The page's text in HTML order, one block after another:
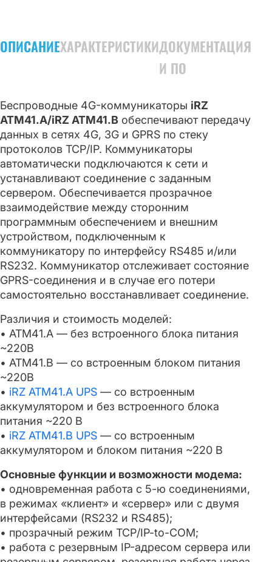
ОПИСАНИЕХАРАКТЕРИСТИКИДОКУМЕНТАЦИЯ
И ПО
Беспроводные 4G-коммуникаторы iRZ
ATM41.А/iRZ ATM41.B обеспечивают передачу
данных в сетях 4G, 3G и GPRS по стеку
протоколов TCP/IP. Коммуникаторы
автоматически подключаются к сети и
устанавливают соединение с заданным
сервером. Обеспечивается прозрачное
взаимодействие между сторонним
программным обеспечением и внешним
устройством, подключенным к
коммуникатору по интерфейсу RS485 и/или
RS232. Коммуникатор отслеживает состояние
GPRS-соединения и в случае его потери
самостоятельно восстанавливает соединение.
Различия и стоимость моделей:
• ATM41.А — без встроенного блока питания
~220В
• ATM41.B — со встроенным блоком питания
~220В
• iRZ ATM41.А UPS — со встроенным
аккумулятором и без встроенного блока
питания ~220 В
• iRZ ATM41.B UPS — со встроенным
аккумулятором и блоком питания ~220 В
Основные функции и возможности модема:
• одновременная работа с 5-ю соединениями,
в режимах «клиент» и «сервер» или с двумя
интерфейсами (RS232 и RS485);
• прозрачный режим TCP/IP-to-COM;
• работа с резервным IP-адресом сервера или